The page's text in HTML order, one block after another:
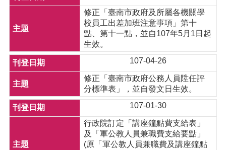
修正「臺南市政府及所屬各機關學
校員工出差加班注意事項」第十
點、第十一點，並自107年5月1日起
生效。
107-04-26
修正「臺南市政府公務人員陞任評
分標準表」，並自發文日生效。
107-01-30
行政院訂定「講座鐘點費支給表」
及「軍公教人員兼職費支給要點」
(原「軍公教人員兼職費及講座鐘點